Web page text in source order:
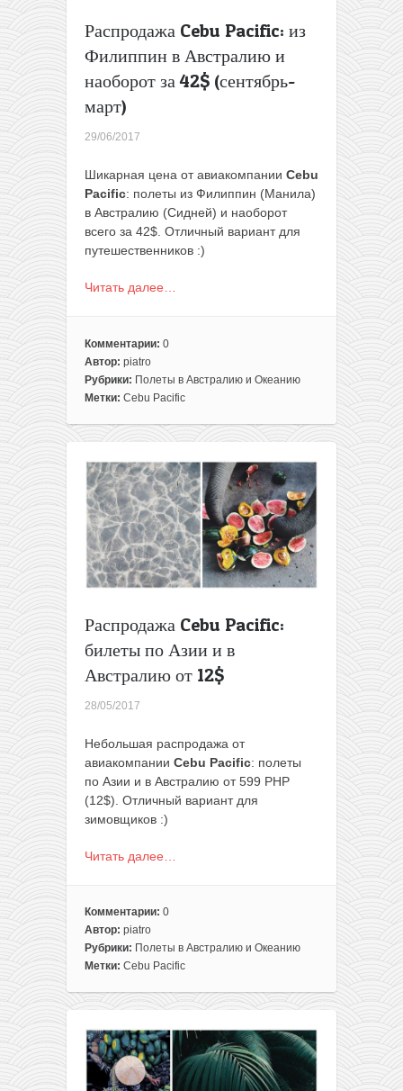
Распродажа Cebu Pacific: из
Филиппин в Австралию и
наоборот за 42$ (сентябрь-
март)
29/06/2017
Шикарная цена от авиакомпании Cebu
Pacific: полеты из Филиппин (Манила)
в Австралию (Сидней) и наоборот
всего за 42$. Отличный вариант для
путешественников :)
Читать далее…
Комментарии: 0
Автор: piatro
Рубрики: Полеты в Австралию и Океанию
Метки: Cebu Pacific
Распродажа Cebu Pacific:
билеты по Азии и в
Австралию от 12$
28/05/2017
Небольшая распродажа от
авиакомпании Cebu Pacific: полеты
по Азии и в Австралию от 599 PHP
(12$). Отличный вариант для
зимовщиков :)
Читать далее…
Комментарии: 0
Автор: piatro
Рубрики: Полеты в Австралию и Океанию
Метки: Cebu Pacific